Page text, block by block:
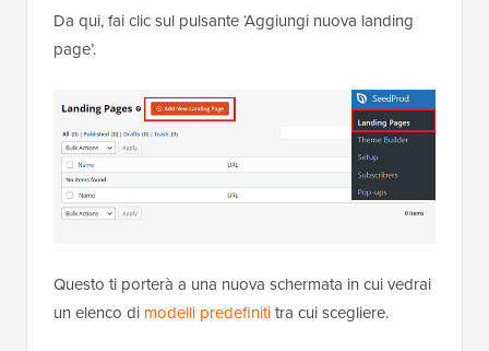
Da qui, fai clic sul pulsante ‘Aggiungi nuova landing
page’.
Questo ti porterà a una nuova schermata in cui vedrai
un elenco di modelli predefinititra cui scegliere.